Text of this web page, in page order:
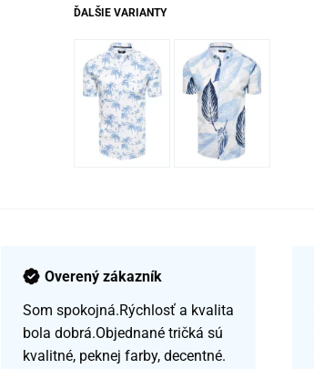
ĎALŠIE VARIANTY
Overený zákazník
Som spokojná.Rýchlosť a kvalita
bola dobrá.Objednané tričká sú
kvalitné, peknej farby, decentné.